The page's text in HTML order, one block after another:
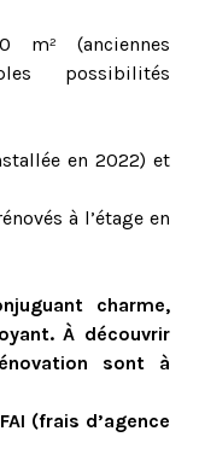
m² (anciennes
possibilités
en 2022) et
à l’étage en
charme,
À découvrir
sont à
(frais d’agence